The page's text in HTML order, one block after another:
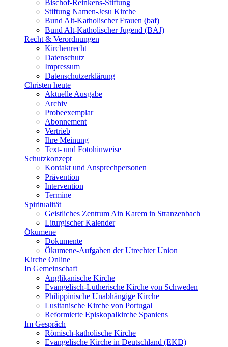
Bischof-Reinkens-Stiftung
Stiftung Namen-Jesu Kirche
Bund Alt-Katholischer Frauen (baf)
Bund Alt-Katholischer Jugend (BAJ)
Recht & Verordnungen
Kirchenrecht
Datenschutz
Impressum
Datenschutzerklärung
Christen heute
Aktuelle Ausgabe
Archiv
Probeexemplar
Abonnement
Vertrieb
Ihre Meinung
Text- und Fotohinweise
Schutzkonzept
Kontakt und Ansprechpersonen
Prävention
Intervention
Termine
Spiritualität
Geistliches Zentrum Ain Karem in Stranzenbach
Liturgischer Kalender
Ökumene
Dokumente
Ökumene-Aufgaben der Utrechter Union
Kirche Online
In Gemeinschaft
Anglikanische Kirche
Evangelisch-Lutherische Kirche von Schweden
Philippinische Unabhängige Kirche
Lusitanische Kirche von Portugal
Reformierte Episkopalkirche Spaniens
Im Gespräch
Römisch-katholische Kirche
Evangelische Kirche in Deutschland (EKD)